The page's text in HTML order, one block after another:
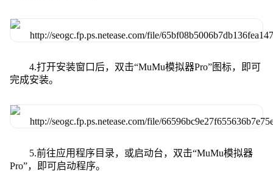
4.打开安装窗口后，双击“MuMu模拟器Pro”图标，即可
完成安装。
5.前往应用程序目录，或启动台，双击“MuMu模拟器
Pro”，即可启动程序。